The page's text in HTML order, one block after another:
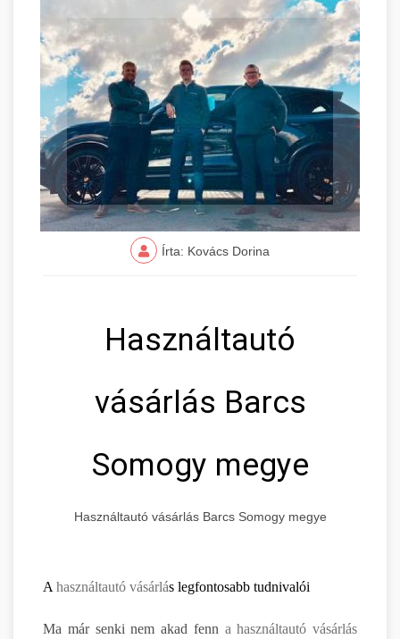
Írta: Kovács Dorina
Használtautó
vásárlás Barcs
Somogy megye
Használtautó vásárlás Barcs Somogy megye
A használtautó vásárlás legfontosabb tudnivalói
Ma már senki nem akad fenn a használtautó vásárlás